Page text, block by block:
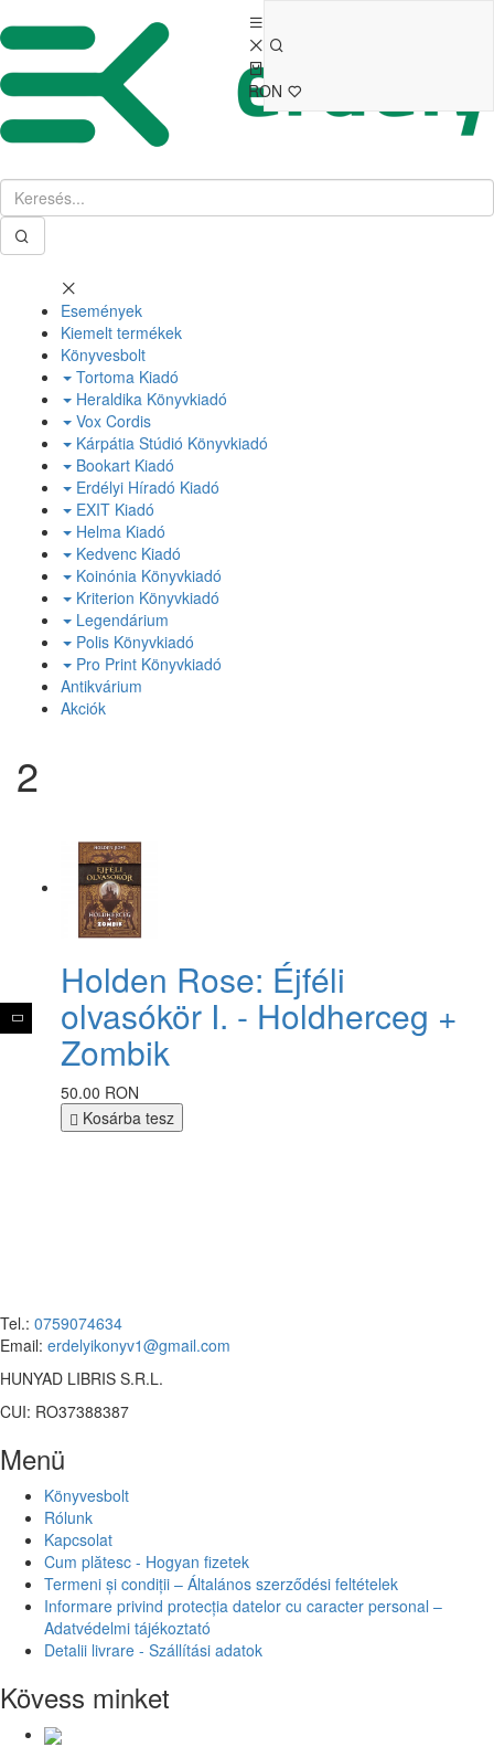
RON
Események
Kiemelt termékek
Könyvesbolt
Tortoma Kiadó
Heraldika Könyvkiadó
Vox Cordis
Kárpátia Stúdió Könyvkiadó
Bookart Kiadó
Erdélyi Híradó Kiadó
EXIT Kiadó
Helma Kiadó
Kedvenc Kiadó
Koinónia Könyvkiadó
Kriterion Könyvkiadó
Legendárium
Polis Könyvkiadó
Pro Print Könyvkiadó
Antikvárium
Akciók
2
Holden Rose: Éjféli
olvasókör I. - Holdherceg +
Zombik
50.00 RON
Kosárba tesz
Tel.: 0759074634
Email: erdelyikonyv1@gmail.com
HUNYAD LIBRIS S.R.L.
CUI: RO37388387
Menü
Könyvesbolt
Rólunk
Kapcsolat
Cum plătesc - Hogyan fizetek
Termeni și condiții – Általános szerződési feltételek
Informare privind protecția datelor cu caracter personal –
Adatvédelmi tájékoztató
Detalii livrare - Szállítási adatok
Kövess minket